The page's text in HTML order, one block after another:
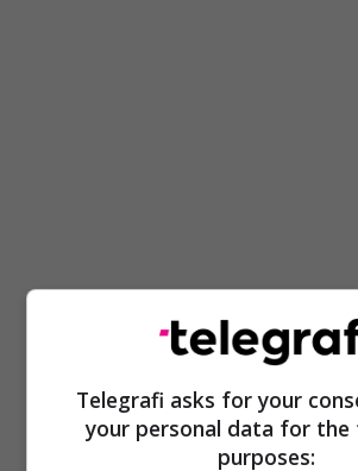
Telegrafi asks for your
your personal data for the
purposes: